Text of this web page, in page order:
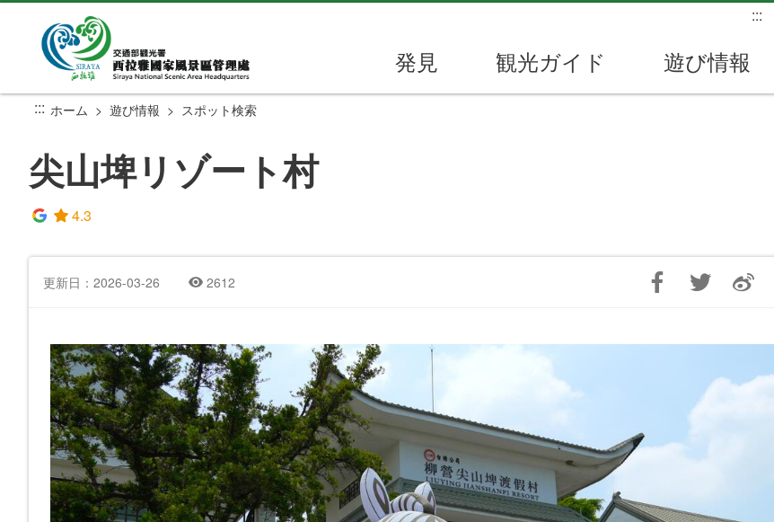
メ
ン
:::
発見 観光ガイド 遊び情報
::: ホーム 遊び情報 スポット検索
尖山埤リゾート村
4.3
更新日：2026-03-26 2612